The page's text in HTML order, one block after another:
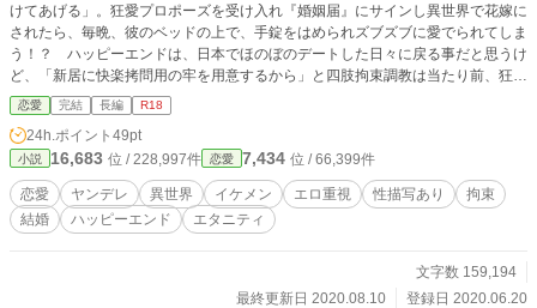
けてあげる」。狂愛プロポーズを受け入れ『婚姻届』にサインし異世界で花嫁に
されたら、毎晩、彼のベッドの上で、手錠をはめられズブズブに愛でられてしま
う！？ ハッピーエンドは、日本でほのぼのデートした日々に戻る事だと思うけ
ど、「新居に快楽拷問用の牢を用意するから」と四肢拘束調教は当たり前、狂い
過ぎたヤンデレＳＭ溺愛で迫られ沈められそう……■優しいイケメン社長は、異
世界の支配を目論む『本物の悪い男』だった。「僕は、君の心と体がほしい」。
冴えないＯＬの私がイケメン社長とキスしたら異世界へと送られパイロットに。
戦闘で捕虜になり、目をさますとそこには科学者にして敵のエース・パイロット
にして、悪の総帥である社長の姿が。「社長室の続きをしよう」。寝室に監禁さ
れた私の口の中に、彼の舌が入り込み……■■「僕の妻になる為にすべて忘れ
て」と言われながら洗脳装置に縛られたり、敵イケメンから、実験台や生贄とし
ます■【→→日本でのデート短編集】[ https://ncode.syosetu.com/n0062gi/ ]「僕
のスプーンでパフェを食べてもらおう。ふふ。これはお願いではない、（業務）
恋愛 完結 長編 R18
24h.ポイント 49pt
小説 16,683 位 / 228,997件 恋愛 7,434 位 / 66,399件
恋愛 ヤンデレ 異世界 イケメン エロ重視 性描写あり
拘束
結婚
ハッピーエンド エタニティ
文字数 159,194
最終更新日 2020.08.10
登録日 2020.06.20